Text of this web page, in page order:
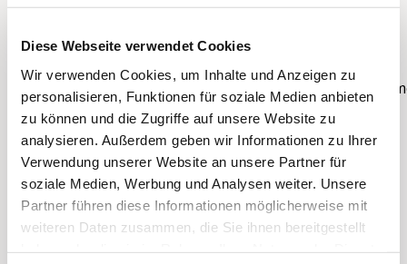
Diese Webseite verwendet Cookies
Wir verwenden Cookies, um Inhalte und Anzeigen zu
personalisieren, Funktionen für soziale Medien anbieten
zu können und die Zugriffe auf unsere Website zu
analysieren. Außerdem geben wir Informationen zu Ihrer
Verwendung unserer Website an unsere Partner für
soziale Medien, Werbung und Analysen weiter. Unsere
Partner führen diese Informationen möglicherweise mit
weiteren Daten zusammen, die Sie ihnen bereitgestellt
Frieda: www.fritzundfrieda.ch
– Strämubeizli: www.strandbadthun.ch
#foodsavebankett #thun #zämegeits
anzeigen
Schreiben Sie einen Kommentar
Sie müssenangemeldet sein, um einen
Kommentar abzugeben.